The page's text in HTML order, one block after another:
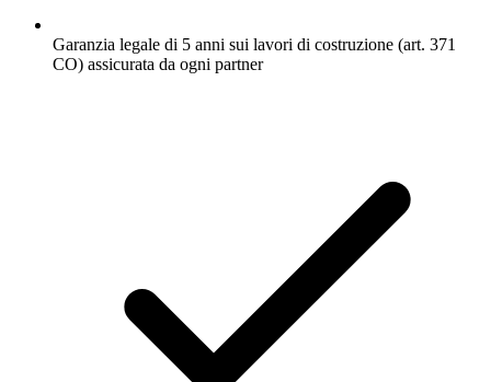
Garanzia legale di 5 anni sui lavori di costruzione (art. 371
CO) assicurata da ogni partner